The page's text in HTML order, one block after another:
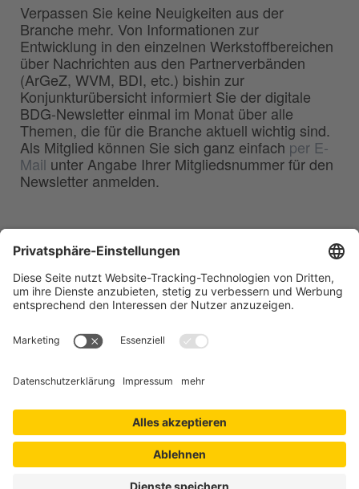
Verpassen Sie keine Neuigkeiten aus der
Branche mehr. Von Informationen zur
Entwicklung in den einzelnen Werkstoffbereichen
über Nachrichten aus den Partnerverbänden
(ArGeZ, WVM, BDI, etc.) bishin zur
Konjunkturübersicht informiert Sie der digitale
BDG-Newsletter einmal im Monat über alle
Themen, die für die Branche aktuell wichtig sind.
Als Mitglied können Sie sich ganz einfach per E-
Mail unter Angabe Ihrer Mitgliedsnummer für den
Newsletter anmelden.
Deutschen Gießerei-Industrie e.V.
40549 Düsseldorf
Telefon:0211 - 68 71 - 03
0211 - 68 71 - 3333
E-Mail:info(at)bdguss.de